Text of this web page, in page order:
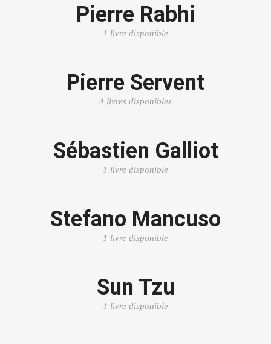
Pierre Rabhi
1 livre disponible
Pierre Servent
4 livres disponibles
Sébastien Galliot
1 livre disponible
Stefano Mancuso
1 livre disponible
Sun Tzu
1 livre disponible